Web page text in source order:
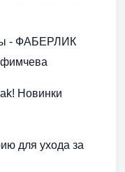
- ФАБЕРЛИК
Новинки
для ухода за